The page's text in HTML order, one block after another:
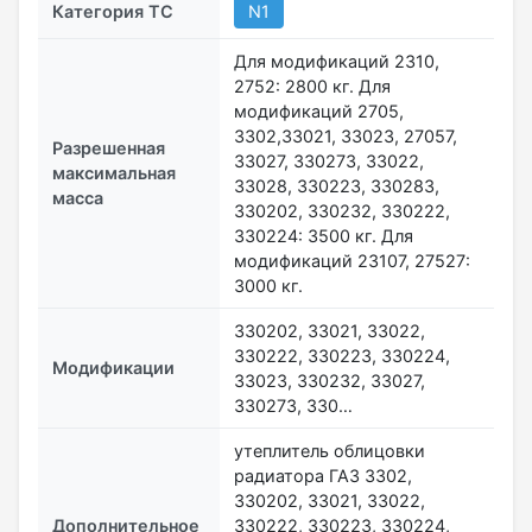
Категория ТС N1
Разрешенная
максимальная
масса
Для модификаций 2310,
2752: 2800 кг. Для
модификаций 2705,
3302,33021, 33023, 27057,
33027, 330273, 33022,
33028, 330223, 330283,
330202, 330232, 330222,
330224: 3500 кг. Для
модификаций 23107, 27527:
3000 кг.
Модификации
330202, 33021, 33022,
330222, 330223, 330224,
33023, 330232, 33027,
330273, 330…
Дополнительное
утеплитель облицовки
радиатора ГАЗ 3302,
330202, 33021, 33022,
330222, 330223, 330224,